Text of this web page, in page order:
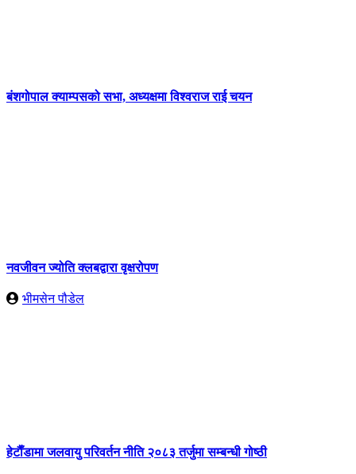
बंशगोपाल क्याम्पसको सभा, अध्यक्षमा विश्वराज राई चयन
नवजीवन ज्योति क्लबद्वारा वृक्षरोपण
भीमसेन पौडेल
हेटाैँडामा जलवायु परिवर्तन नीति २०८३ तर्जुमा सम्बन्धी गोष्ठी